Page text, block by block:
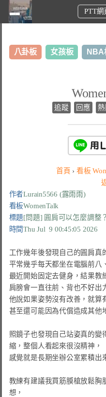
PTT網
八卦板 女孩板 NBA
追蹤 回應
首頁 › 看板
作者Lurain5566 (露雨雨)
看板WomenTalk
標題[問題] 圓肩可以怎麼調整？
時間Thu Jul  9 00:45:05 2026
工作幾年後發現自己的圓肩真
平常幾乎每天都坐在電腦前八
最近開始固定去健身，結果教
肩膀會一直往前、背也不好出
他說如果姿勢沒有改善，就算
甚至還可能因為代償造成其他
照鏡子也發現自己站姿真的變
縮，整個人看起來很沒精神，
感覺就是長期坐辦公室累積出
教練有建議我買筋膜槍放鬆胸
想，